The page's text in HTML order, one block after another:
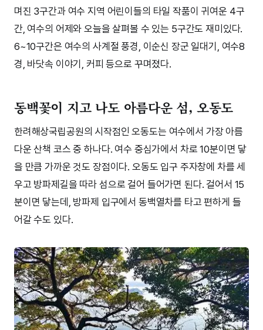
며진 3구간과 여수 지역 어린이들의 타일 작품이 귀여운 4구
간, 여수의 어제와 오늘을 살펴볼 수 있는 5구간도 재미있다.
6~10구간은 여수의 사계절 풍경, 이순신 장군 일대기, 여수8
경, 바닷속 이야기, 커피 등으로 꾸며졌다.
동백꽃이 지고 나도 아름다운 섬, 오동도
한려해상국립공원의 시작점인 오동도는 여수에서 가장 아름
다운 산책 코스 중 하나다. 여수 중심가에서 차로 10분이면 닿
을 만큼 가까운 것도 장점이다. 오동도 입구 주자창에 차를 세
우고 방파제길을 따라 섬으로 걸어 들어가면 된다. 걸어서 15
분이면 닿는데, 방파제 입구에서 동백열차를 타고 편하게 들
어갈 수도 있다.